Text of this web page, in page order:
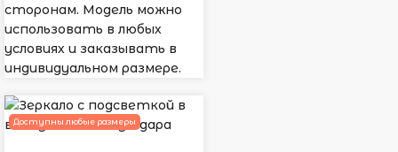
сторонам. Модель можно
использовать в любых
условиях и заказывать в
индивидуальном размере.
Доступны любые размеры